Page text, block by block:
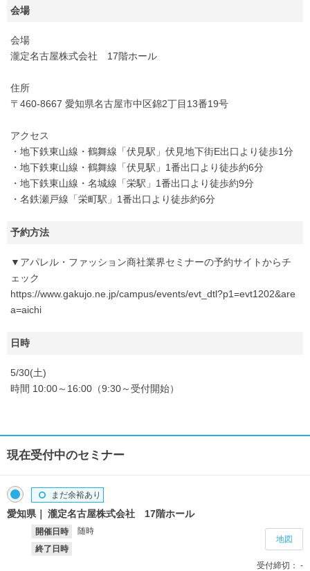
会場
会場
瀧定名古屋株式会社 17階ホール
住所
〒460-8667 愛知県名古屋市中区錦2丁目13番19号
アクセス
・地下鉄東山線・鶴舞線「伏見駅」伏見地下街E出口より徒歩1分
・地下鉄東山線・鶴舞線「伏見駅」1番出口より徒歩約6分
・地下鉄東山線・名城線「栄駅」1番出口より徒歩約9分
・名鉄瀬戸線「栄町駅」1番出口より徒歩約6分
予約方法
▼アパレル・ファッション商社業界セミナーの予約サイトからチ
ェック
https://www.gakujo.ne.jp/campus/events/evt_dtl?p1=evt1202&are
a=aichi
日時
5/30(土)
時間 10:00～16:00（9:30～受付開始）
現在受付中のセミナー
愛知県 瀧定名古屋株式会社 17階ホール
開催日時
随時
終了日時
まだ余裕あり
受付締切： -
地図